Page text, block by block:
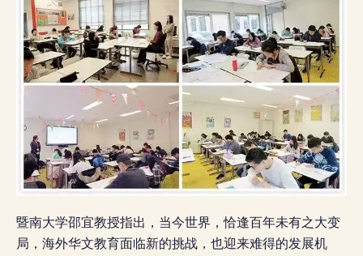
暨南大学邵宜教授指出，当今世界，恰逢百年未有之大变
局，海外华文教育面临新的挑战，也迎来难得的发展机